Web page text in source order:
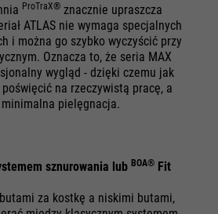
ProTraX® znacznie upraszcza
ATLAS nie wymaga specjalnych
i można go szybko wyczyścić przy
Oznacza to, że seria MAX
wygląd - dzięki czemu jak
na rzeczywistą pracę, a
pielęgnacja.
sznurowania lub BOA® Fit
za kostkę a niskimi butami,